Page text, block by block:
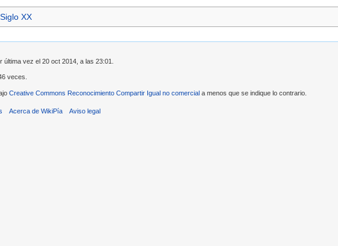
XX
última vez el 20 oct 2014, a las 23:01.
veces.
Creative Commons Reconocimiento Compartir Igual no comercial a menos que se indique lo contrario.
Acerca de WikiPía Aviso legal